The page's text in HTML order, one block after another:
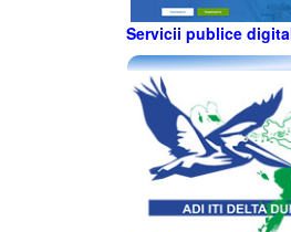
Servicii publice